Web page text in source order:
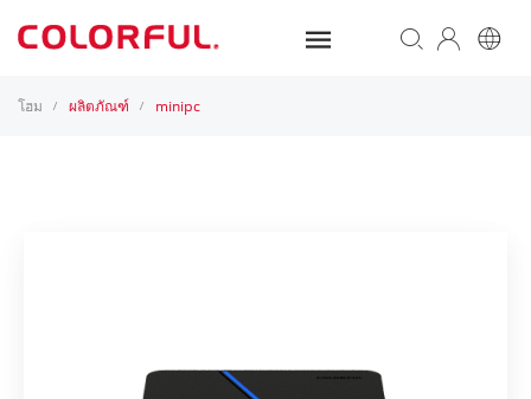
โฮม / ผลิตภัณฑ์ / minipc